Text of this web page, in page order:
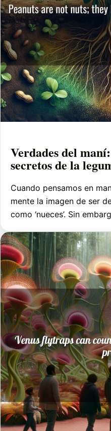
Verdades del
secretos de la
Cuando pensamos en
mente la imagen de ser
como ‘nueces’. Sin